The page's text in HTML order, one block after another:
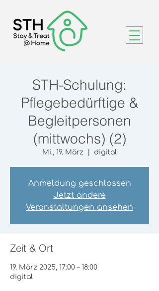
STH-Schulung:
Pflegebedürftige &
Begleitpersonen
(mittwochs) (2)
Mi., 19. März digital
Anmeldung geschlossen
Jetzt andere
Veranstaltungen ansehen
Zeit & Ort
19. März 2025, 17:00 – 18:00
digital